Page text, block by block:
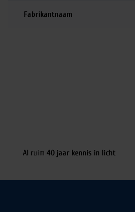
Fabrikantnaam
Al ruim 40 jaar kennis in licht